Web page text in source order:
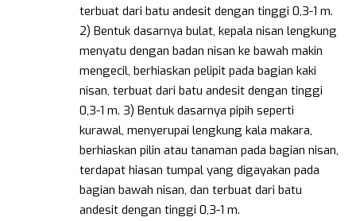
terbuat dari batu andesit dengan tinggi 0,3-1 m.
2) Bentuk dasarnya bulat, kepala nisan lengkung
menyatu dengan badan nisan ke bawah makin
mengecil, berhiaskan pelipit pada bagian kaki
nisan, terbuat dari batu andesit dengan tinggi
0,3-1 m. 3) Bentuk dasarnya pipih seperti
kurawal, menyerupai lengkung kala makara,
berhiaskan pilin atau tanaman pada bagian nisan,
terdapat hiasan tumpal yang digayakan pada
bagian bawah nisan, dan terbuat dari batu
andesit dengan tinggi 0,3-1 m.